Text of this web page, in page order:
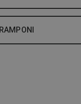
RAMPONI